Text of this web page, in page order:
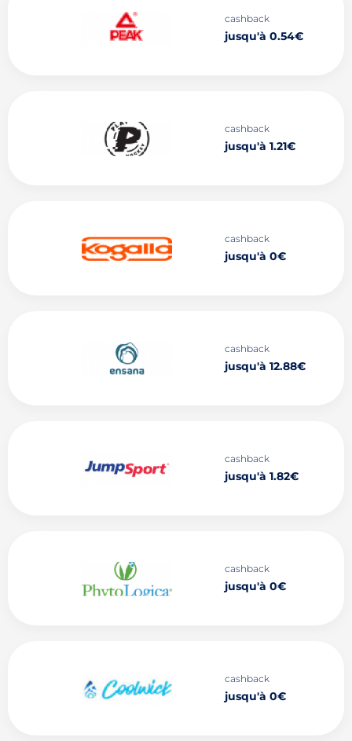
cashback
jusqu'à 0.54€
cashback
jusqu'à 1.21€
cashback
jusqu'à 0€
cashback
jusqu'à 12.88€
cashback
jusqu'à 1.82€
cashback
jusqu'à 0€
cashback
jusqu'à 0€